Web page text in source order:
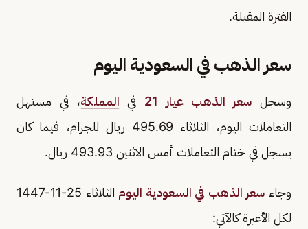
الفترة المقبلة.
سعر الذهب في السعودية اليوم
وسجل سعر الذهب عيار 21 في المملكة، في مستهل
التعاملات اليوم، الثلاثاء 495.69 ريال للجرام، فيما كان
يسجل في ختام التعاملات أمس الاثنين 493.93 ريال.
وجاء سعر الذهب في السعودية اليوم
الثلاثاء 25-11-1447
لكل الأعيرة كالآتي: